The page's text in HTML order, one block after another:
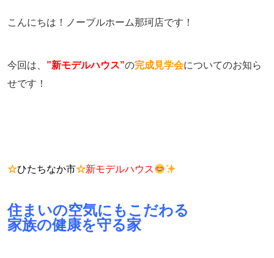
こんにちは！ノーブルホーム那珂店です！
今回は、 ”新モデルハウス”の完成見学会についてのお知ら
せです！
☆ひたちなか市☆新モデルハウス
住まいの空気にもこだわる
家族の健康を守る家